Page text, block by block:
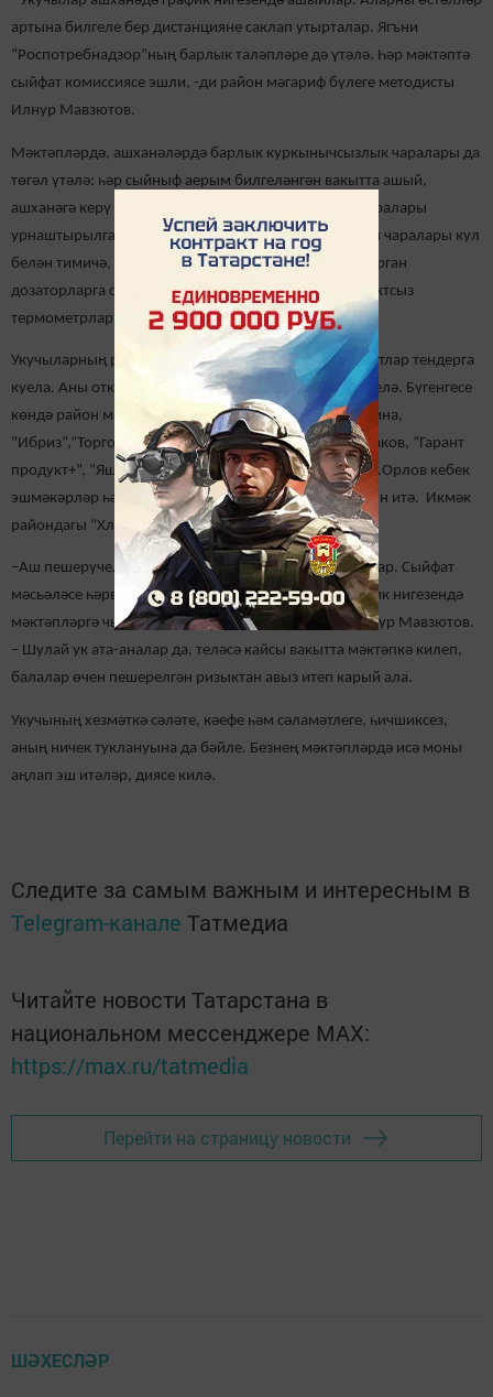
артына билгеле бер дистанцияне саклап утырталар. Ягъни
“Роспотребнадзор”ның барлык таләпләре дә үтәлә. Һәр мәктәптә
сыйфат комиссиясе эшли, -ди район мәгариф бүлеге методисты
Илнур Мавзютов.
Мәктәпләрдә, ашханәләрдә барлык куркынычсызлык чаралары да
төгәл үтәлә: һәр сыйныф аерым билгеләнгән вакытта ашый,
ашханәгә керү урынында, бәдрәфтә дезинфекция чаралары
урнаштырылган. Кулларга сиптерелүче дезинфекция чаралары кул
белән тимичә, терсәк ярдәмендә басып чыгарыла торган
дозаторларга салынган. Барлык мәктәпләр дә контактсыз
термометрлар белән тәэмин ителгән.
Укучыларның рационына кертелергә тиешле продуктлар тендерга
куела. Аны откан эшмәкәрләр белән килешүләр төзелә. Бүгенгесе
көндә район мәктәпләре ашханәләрен Л.Р.Давлетшина,
"Ибриз“,“Торговый дом Ягодная слобода”, А.Б.Каймаков, “Гарант
продукт+”, “Яшел Үзән сөт эшкәртү комбинаты”, С.М.Орлов кебек
эшмәкәрләр һәм оешмалар продуктлар белән тәэмин итә. Икмәк
райондагы “Хлебозавод”тан китерелә.
–Аш пешерүчеләр менюны төрләндерергә тырышалар. Сыйфат
мәсьәләсе һәрвакыт игътибар үзәгендә безнең, график нигезендә
мәктәпләргә чыгып, тикшерүләр үткәрәбез,-ди Ильнур Мавзютов.
– Шулай ук ата-аналар да, теләсә кайсы вакытта мәктәпкә килеп,
балалар өчен пешерелгән ризыктан авыз итеп карый ала.
Укучының хезмәткә сәләте, кәефе һәм сәламәтлеге, һичшиксез,
аның ничек туклануына да бәйле. Безнең мәктәпләрдә исә моны
аңлап эш итәләр, диясе килә.
Следите за самым важным и интересным в
Telegram-канале Татмедиа
Читайте новости Татарстана в
национальном мессенджере MАХ:
https://max.ru/tatmedia
Перейти на страницу новости
ШӘХЕСЛӘР